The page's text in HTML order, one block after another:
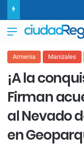
Menú
Armenia Manizales
¡A la
Firman
al Nevado
en